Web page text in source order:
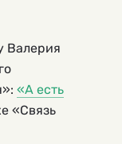
Валерия
«А есть
«Связь